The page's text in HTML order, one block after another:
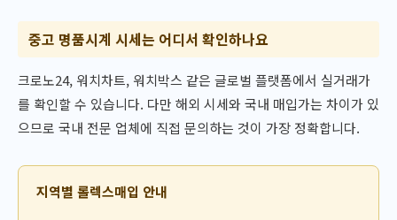
중고 명품시계 시세는 어디서 확인하나요
크로노24, 워치차트, 워치박스 같은 글로벌 플랫폼에서 실거래가
를 확인할 수 있습니다. 다만 해외 시세와 국내 매입가는 차이가 있
으므로 국내 전문 업체에 직접 문의하는 것이 가장 정확합니다.
지역별 롤렉스매입 안내